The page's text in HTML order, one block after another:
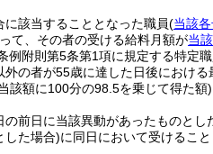
に該当することとなった職員(当該
て、その者の受ける給料月額が当
例附則第5条第1項に規定する特定
外の者が55歳に達した日後における
該額に100分の98.5を乗じて得た額)
前日に当該異動があったものとし
した場合)に同日において受けるこ